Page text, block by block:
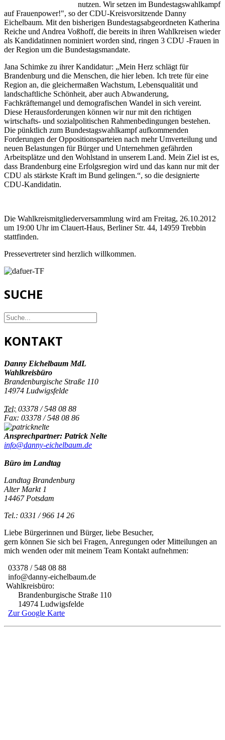
nutzen. Wir setzen im Bundestagswahlkampf
auf Frauenpower!", so der CDU-Kreisvorsitzende Danny
Eichelbaum. Mit den bisherigen Bundestagsabgeordneten Katherina
Reiche und Andrea Voßhoff, die bereits in ihren Wahlkreisen wieder
als Kandidatinnen nominiert worden sind, ringen 3 CDU -Frauen in
der Region um die Bundestagsmandate.
Jana Schimke zu ihrer Kandidatur: „Mein Herz schlägt für
Brandenburg und die Menschen, die hier leben. Ich trete für eine
Region an, die gleichermaßen Wachstum, Lebensqualität und
landschaftliche Schönheit, aber auch Abwanderung,
Fachkräftemangel und demografischen Wandel in sich vereint.
Diese Herausforderungen können wir nur mit den richtigen
wirtschafts- und sozialpolitischen Rahmenbedingungen bestehen.
Die pünktlich zum Bundestagswahlkampf aufkommenden
Forderungen der Oppositionsparteien nach mehr Umverteilung und
neuen Belastungen für Bürger und Unternehmen gefährden
Arbeitsplätze und den Wohlstand in unserem Land. Mein Ziel ist es,
dass Brandenburg eine Erfolgsregion wird und das kann nur mit der
CDU als stärkste Kraft im Bund gelingen.“, so die designierte
CDU-Kandidatin.
Die Wahlkreismitgliederversammlung wird am Freitag, 26.10.2012
um 19:00 Uhr im Clauert-Haus, Berliner Str. 44, 14959 Trebbin
stattfinden.
Pressevertreter sind herzlich willkommen.
SUCHE
KONTAKT
Danny Eichelbaum MdL
Wahlkreisbüro
Brandenburgische Straße 110
14974 Ludwigsfelde
Tel: 03378 / 548 08 88
Fax: 03378 / 548 08 86
Ansprechpartner: Patrick Nelte
info@danny-eichelbaum.de
Büro im Landtag
Landtag Brandenburg
Alter Markt 1
14467 Potsdam
Tel.: 0331 / 966 14 26
Liebe Bürgerinnen und Bürger, liebe Besucher,
gern können Sie sich bei Fragen, Anregungen oder Mitteilungen an
mich wenden oder mit meinem Team Kontakt aufnehmen:
03378 / 548 08 88
info@danny-eichelbaum.de
Wahlkreisbüro:
Brandenburgische Straße 110
14974 Ludwigsfelde
Zur Google Karte